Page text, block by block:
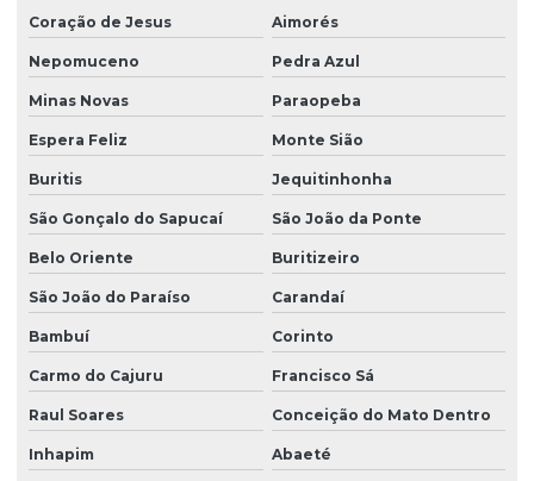
Coração de Jesus Aimorés
Nepomuceno Pedra Azul
Minas Novas Paraopeba
Espera Feliz Monte Sião
Buritis Jequitinhonha
São Gonçalo do Sapucaí São João da Ponte
Belo Oriente Buritizeiro
São João do Paraíso Carandaí
Bambuí Corinto
Carmo do Cajuru Francisco Sá
Raul Soares Conceição do Mato Dentro
Inhapim Abaeté